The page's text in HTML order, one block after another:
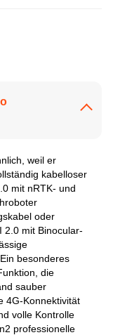
weil er
kabelloser
mit nRTK- und
oder
2.0 mit Binocular-
besonderes
die
sauber
4G-Konnektivität
volle Kontrolle
professionelle